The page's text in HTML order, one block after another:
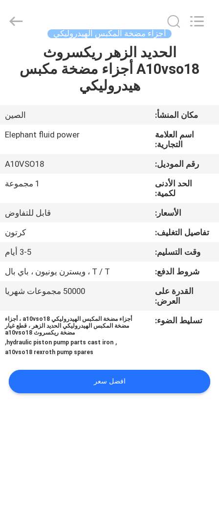
بيت
معلومات
جولة
المعمل
مراقبة
الجودة
اتصل
حالات
Co.,Ltd.
أجزاء مضخة المكبس الهيدروليكي
الحديد الزهر ريكسروث
A10vso18 أجزاء مضخة مكبس
هيدروليكي
مكان المنشأ:
الصين
اسم العلامة
التجارية:
Elephant fluid power
رقم الموديل:
A10VSO18
الحد الأدنى
لكمية:
1 مجموعة
الأسعار:
قابل للتفاوض
تفاصيل التغليف:
كرتون
وقت التسليم:
3-5 أيام
شروط الدفع:
T / T ، ويسترن يونيون ، باي بال
القدرة على
العرض:
50000 مجموعات شهريا
تسليط الضوء:
أجزاء مضخة المكبس الهيدروليكي a10vso18 ، أجزاء
مضخة المكبس الهيدروليكي الحديد الزهر ، قطع غيار
مضخة ريكسروث a10vso18
,
hydraulic piston pump parts cast iron
,
a10vso18 rexroth pump spares
افضل سعر